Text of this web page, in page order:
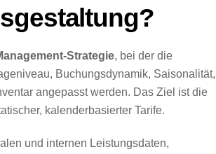
Strategie, bei der die
Buchungsdynamik, Saisonalität,
angepasst werden. Das Ziel ist die
kalenderbasierter Tarife.
und internen Leistungsdaten,